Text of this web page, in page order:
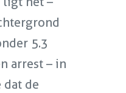
5.3
arrest – in
dat de